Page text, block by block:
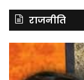
राजनीति